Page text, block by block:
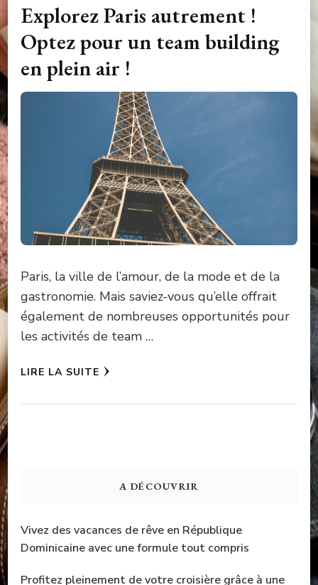
Explorez Paris autrement !
Optez pour un team building
en plein air !
Paris, la ville de l’amour, de la mode et de la
gastronomie. Mais saviez-vous qu’elle offrait
également de nombreuses opportunités pour
les activités de team …
LIRE LA SUITE
A DÉCOUVRIR
Vivez des vacances de rêve en République
Dominicaine avec une formule tout compris
Profitez pleinement de votre croisière grâce à une